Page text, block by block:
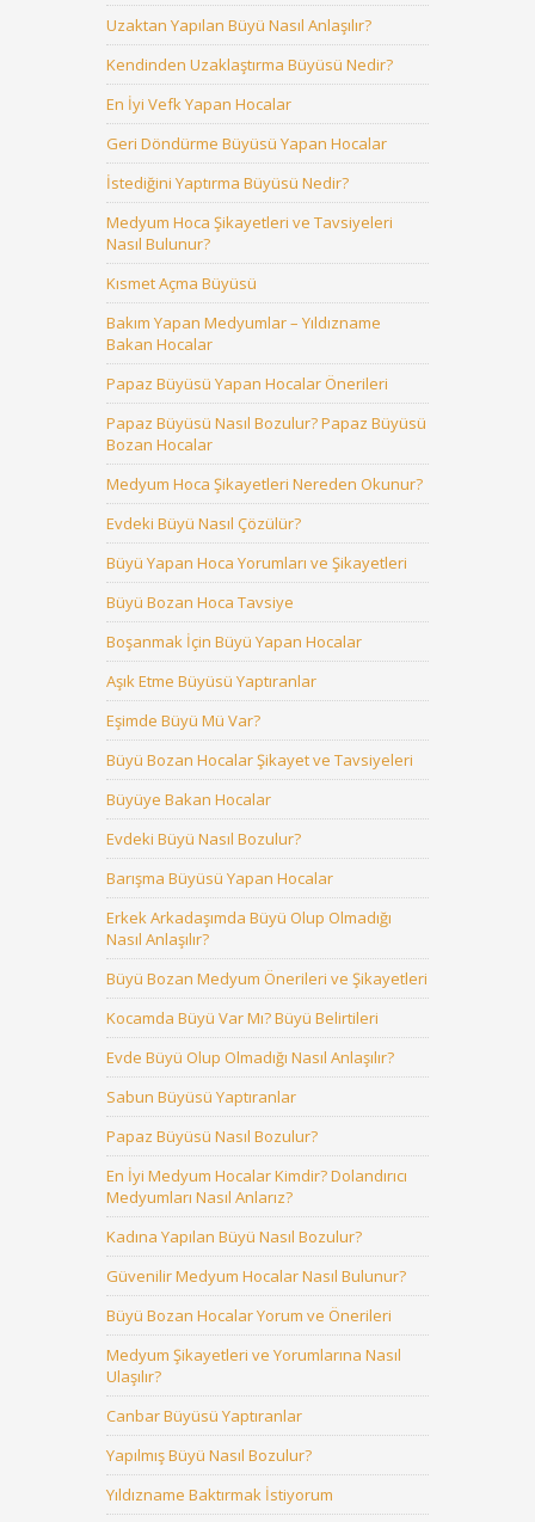
Uzaktan Yapılan Büyü Nasıl Anlaşılır?
Kendinden Uzaklaştırma Büyüsü Nedir?
En İyi Vefk Yapan Hocalar
Geri Döndürme Büyüsü Yapan Hocalar
İstediğini Yaptırma Büyüsü Nedir?
Medyum Hoca Şikayetleri ve Tavsiyeleri
Nasıl Bulunur?
Kısmet Açma Büyüsü
Bakım Yapan Medyumlar – Yıldızname
Bakan Hocalar
Papaz Büyüsü Yapan Hocalar Önerileri
Papaz Büyüsü Nasıl Bozulur? Papaz Büyüsü
Bozan Hocalar
Medyum Hoca Şikayetleri Nereden Okunur?
Evdeki Büyü Nasıl Çözülür?
Büyü Yapan Hoca Yorumları ve Şikayetleri
Büyü Bozan Hoca Tavsiye
Boşanmak İçin Büyü Yapan Hocalar
Aşık Etme Büyüsü Yaptıranlar
Eşimde Büyü Mü Var?
Büyü Bozan Hocalar Şikayet ve Tavsiyeleri
Büyüye Bakan Hocalar
Evdeki Büyü Nasıl Bozulur?
Barışma Büyüsü Yapan Hocalar
Erkek Arkadaşımda Büyü Olup Olmadığı
Nasıl Anlaşılır?
Büyü Bozan Medyum Önerileri ve Şikayetleri
Kocamda Büyü Var Mı? Büyü Belirtileri
Evde Büyü Olup Olmadığı Nasıl Anlaşılır?
Sabun Büyüsü Yaptıranlar
Papaz Büyüsü Nasıl Bozulur?
En İyi Medyum Hocalar Kimdir? Dolandırıcı
Medyumları Nasıl Anlarız?
Kadına Yapılan Büyü Nasıl Bozulur?
Güvenilir Medyum Hocalar Nasıl Bulunur?
Büyü Bozan Hocalar Yorum ve Önerileri
Medyum Şikayetleri ve Yorumlarına Nasıl
Ulaşılır?
Canbar Büyüsü Yaptıranlar
Yapılmış Büyü Nasıl Bozulur?
Yıldızname Baktırmak İstiyorum